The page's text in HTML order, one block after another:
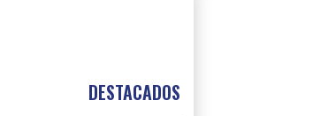
DESTACADOS